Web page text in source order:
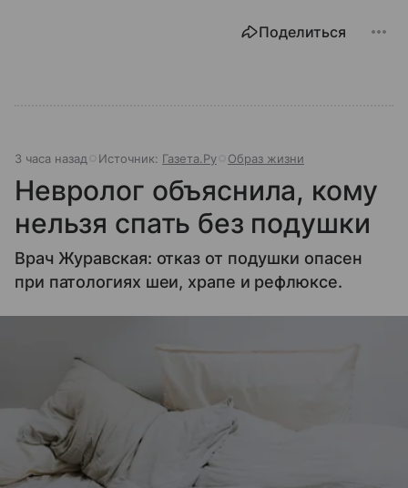
Поделиться
3 часа назад Источник: Газета.Ру Образ жизни
Невролог объяснила, кому
нельзя спать без подушки
Врач Журавская: отказ от подушки опасен
при патологиях шеи, храпе и рефлюксе.